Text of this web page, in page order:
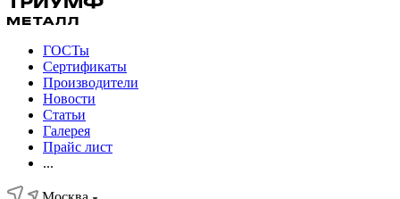
ГОСТы
Сертификаты
Производители
Новости
Статьи
Галерея
Прайс лист
...